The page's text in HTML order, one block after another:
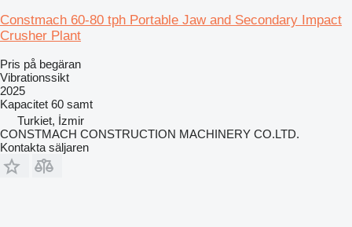
Constmach 60-80 tph Portable Jaw and Secondary Impact
Crusher Plant
Pris på begäran
Vibrationssikt
2025
Kapacitet 60 samt
Turkiet, İzmir
CONSTMACH CONSTRUCTION MACHINERY CO.LTD.
Kontakta säljaren